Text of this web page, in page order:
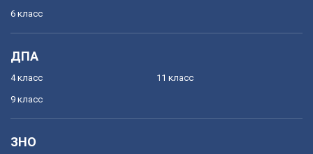
6 класс
ДПА
4 класс
9 класс
11 класс
ЗНО